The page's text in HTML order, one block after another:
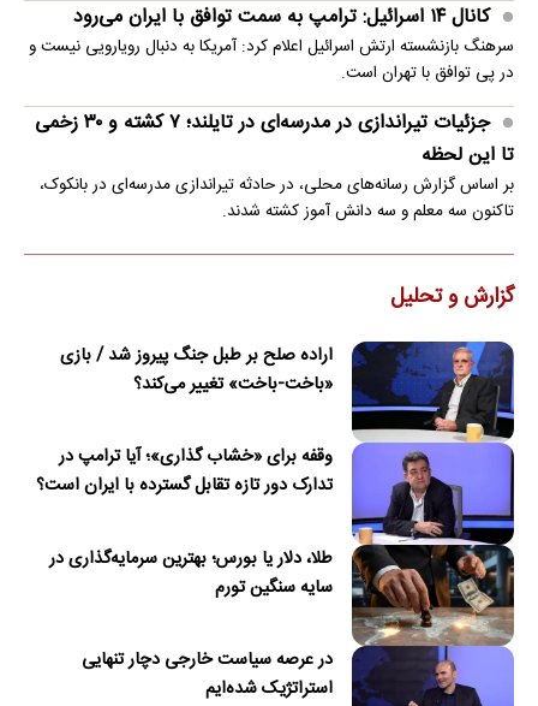
کانال ۱۴ اسرائیل: ترامپ به سمت توافق با ایران می‌رود
سرهنگ بازنشسته ارتش اسرائیل اعلام کرد: آمریکا به دنبال رویارویی نیست و
در پی توافق با تهران است.
جزئیات تیراندازی در مدرسه‌ای در تایلند؛ ۷ کشته و ۳۰ زخمی
تا این لحظه
بر اساس گزارش رسانه‌های محلی، در حادثه تیراندازی مدرسه‌ای در بانکوک،
تاکنون سه معلم و سه دانش آموز کشته شدند.
گزارش و تحلیل
اراده صلح بر طبل جنگ پیروز شد / بازی
«باخت-باخت» تغییر می‌کند؟
وقفه برای «خشاب گذاری»؛ آیا ترامپ در
تدارک دور تازه تقابل گسترده با ایران است؟
طلا، دلار یا بورس؛ بهترین سرمایه‌گذاری در
سایه سنگین تورم
در عرصه سیاست خارجی دچار تنهایی
استراتژیک شده‌ایم